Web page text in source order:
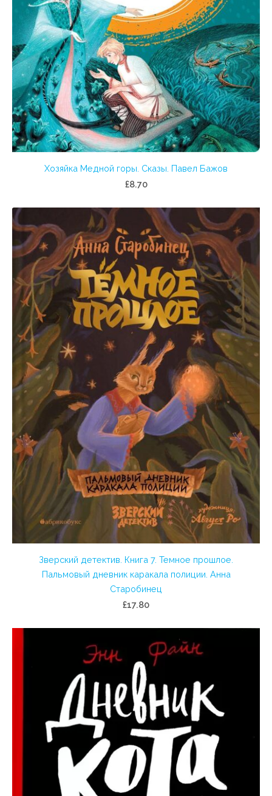
Хозяйка Медной горы. Сказы. Павел Бажов
£8.70
Зверский детектив. Книга 7. Темное прошлое.
Пальмовый дневник каракала полиции. Анна
Старобинец
£17.80